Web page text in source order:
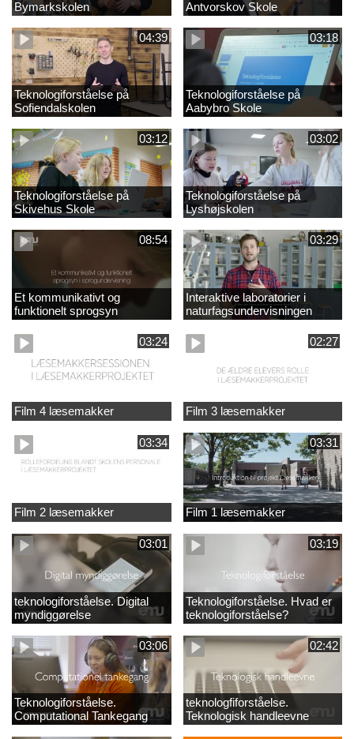
Bymarkskolen
Antvorskov Skole
04:39
Teknologiforståelse på
Sofiendalskolen
03:18
Teknologiforståelse på
Aabybro Skole
03:12
Teknologiforståelse på
Skivehus Skole
03:02
Teknologiforståelse på
Lyshøjskolen
08:54
Et kommunikativt og
funktionelt sprogsyn
03:29
Interaktive laboratorier i
naturfagsundervisningen
03:24
Film 4 læsemakker
02:27
Film 3 læsemakker
03:34
Film 2 læsemakker
03:31
Film 1 læsemakker
03:01
teknologiforståelse. Digital
myndiggørelse
03:19
Teknologiforståelse. Hvad er
teknologiforståelse?
03:06
Teknologiforståelse.
Computational Tankegang
02:42
teknologfiforståelse.
Teknologisk handleevne